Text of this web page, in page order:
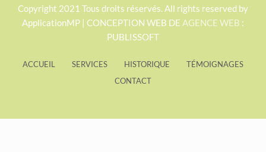
S
o
Copyright 2021 Tous droits réservés. All rights reserved by
ApplicationMP | CONCEPTION WEB DE AGENCE WEB :
PUBLISSOFT
ACCUEIL SERVICES HISTORIQUE
TÉMOIGNAGES
CONTACT